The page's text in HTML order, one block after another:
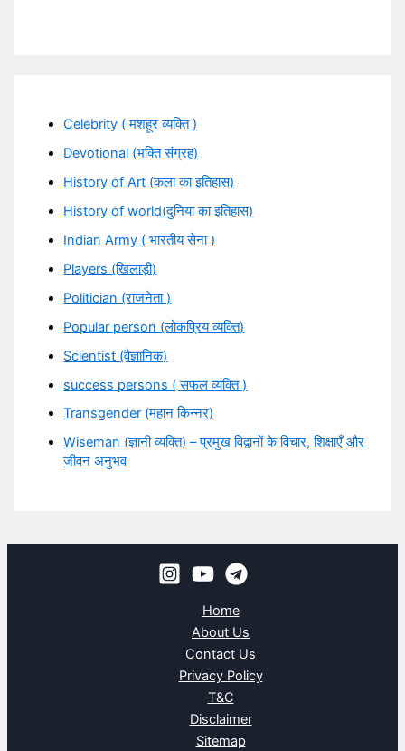
Celebrity ( मशहूर व्यक्ति )
Devotional (भक्ति संग्रह)
History of Art (कला का इतिहास)
History of world(दुनिया का इतिहास)
Indian Army ( भारतीय सेना )
Players (खिलाड़ी)
Politician (राजनेता )
Popular person (लोकप्रिय व्यक्ति)
Scientist (वैज्ञानिक)
success persons ( सफल व्यक्ति )
Transgender (महान किन्नर)
Wiseman (ज्ञानी व्यक्ति) – प्रमुख विद्वानों के विचार, शिक्षाएँ और
जीवन अनुभव
Home
About Us
Contact Us
Privacy Policy
T&C
Disclaimer
Sitemap